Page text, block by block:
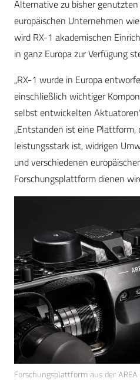
Alternative zu bisher
europäischen Unternehmen
wird RX-1 akademischen
in ganz Europa zur Verfügung
„RX-1 wurde in Europa
einschließlich wichtiger
selbst entwickelten Aktuatoren
„Entstanden ist eine Plattform,
leistungsstark ist, widrigen
und verschiedenen
Forschungsplattform dienen
Forschungsplattform aus der AREA